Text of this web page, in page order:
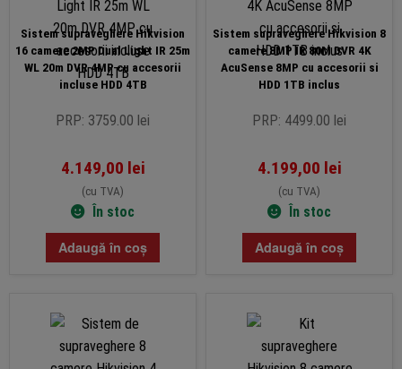
Sistem supraveghere Hikvision
16 camere 2MP Dual Light IR 25m
WL 20m DVR 4MP cu accesorii
incluse HDD 4TB
PRP: 3759.00 lei
4.149,00 lei
(cu TVA)
În stoc
Adaugă în coș
Sistem supraveghere Hikvision 8
camere 8MP IR 80M DVR 4K
AcuSense 8MP cu accesorii si
HDD 1TB inclus
PRP: 4499.00 lei
4.199,00 lei
(cu TVA)
În stoc
Adaugă în coș